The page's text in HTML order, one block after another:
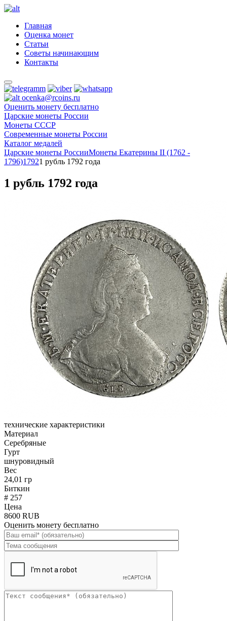
Главная
Оценка монет
Статьи
Советы начинающим
Контакты
ocenka@rcoins.ru
Оценить монету бесплатно
Царские монеты России
Монеты СССР
Современные монеты России
Каталог медалей
Царские монеты РоссииМонеты Екатерины II (1762 -
1796)17921 рубль 1792 года
1 рубль 1792 года
технические характеристики
Материал
Серебряные
Гурт
шнуровидный
Вес
24,01 гр
Биткин
# 257
Цена
8600 RUB
Оценить монету бесплатно